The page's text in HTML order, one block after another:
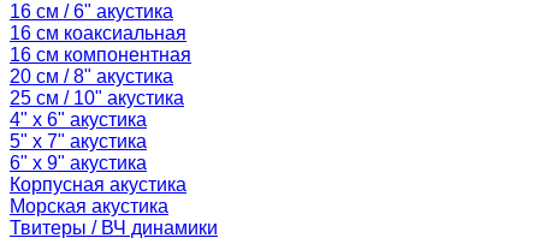
16 см / 6" акустика
16 см коаксиальная
16 см компонентная
20 см / 8" акустика
25 см / 10" акустика
4" x 6" акустика
5" x 7" акустика
6" x 9" акустика
Корпусная акустика
Морская акустика
Твитеры / ВЧ динамики